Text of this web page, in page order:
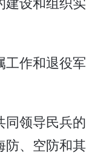
工作和退役军
同领导民兵的
防、空防和其